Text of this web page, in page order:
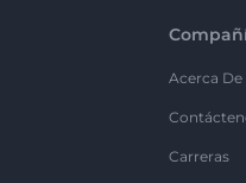
Acerca De
Carreras